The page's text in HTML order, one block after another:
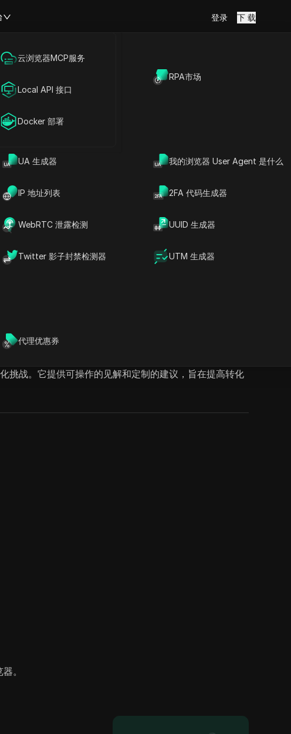
RPA市场
UA 生成器 我的浏览器 User Agent 是什么
IP 地址列表 2FA 代码生成器
WebRTC 泄露检测 UUID 生成器
Twitter 影子封禁检测器 UTM 生成器
代理优惠券
云浏览器MCP服务
Local API 接口
Docker 部署
登录 下 载
号
挑战。它提供可操作的见解和定制的建议，旨在提高转化
。